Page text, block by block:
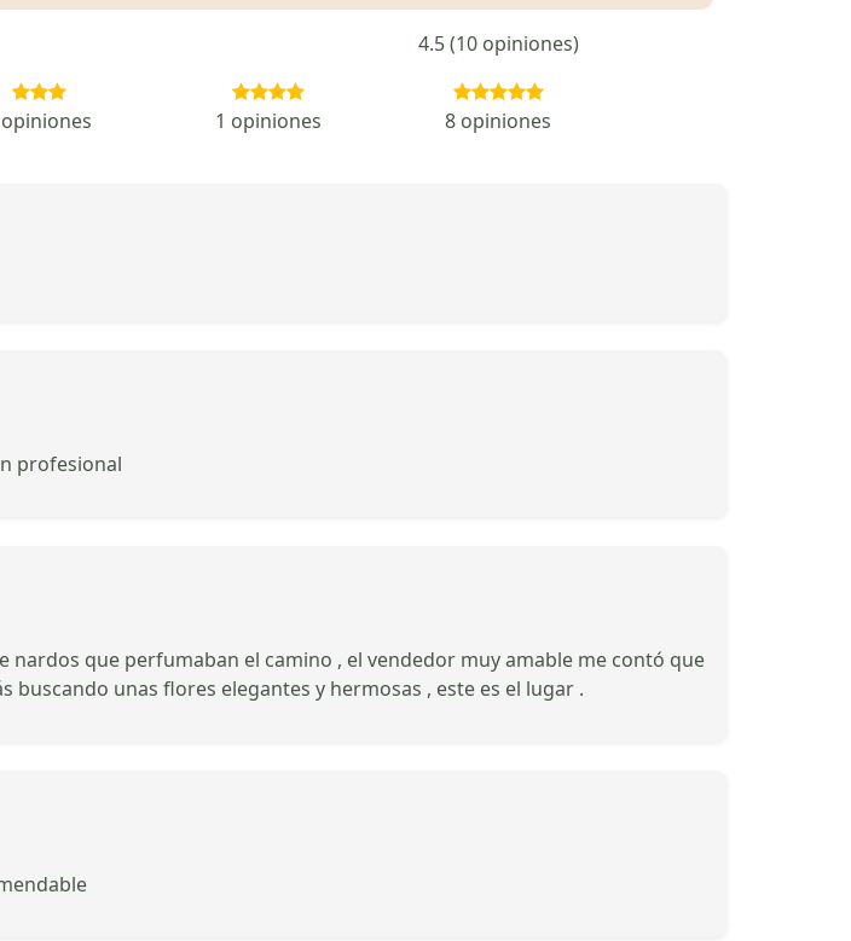
4.5 (10 opiniones)
1 opiniones 8 opiniones
profesional
que perfumaban el camino , el vendedor muy amable me contó que
buscando unas flores elegantes y hermosas , este es el lugar .